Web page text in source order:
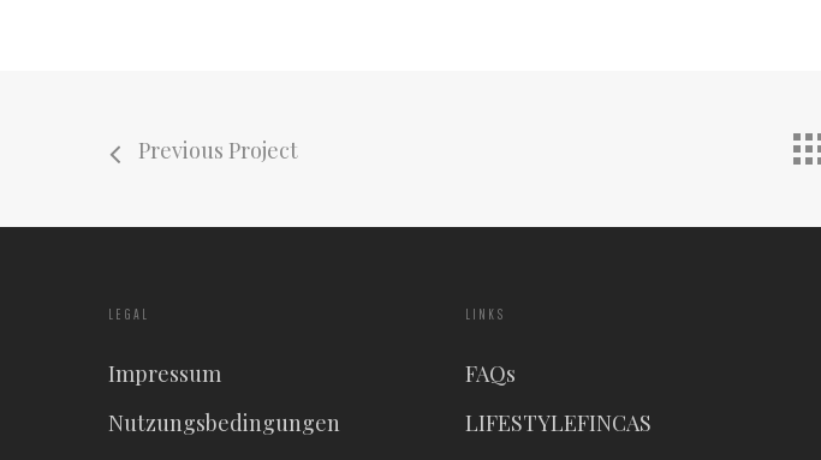
Previous Project
LEGAL
Impressum
Nutzungsbedingungen
LINKS
FAQs
LIFESTYLEFINCAS